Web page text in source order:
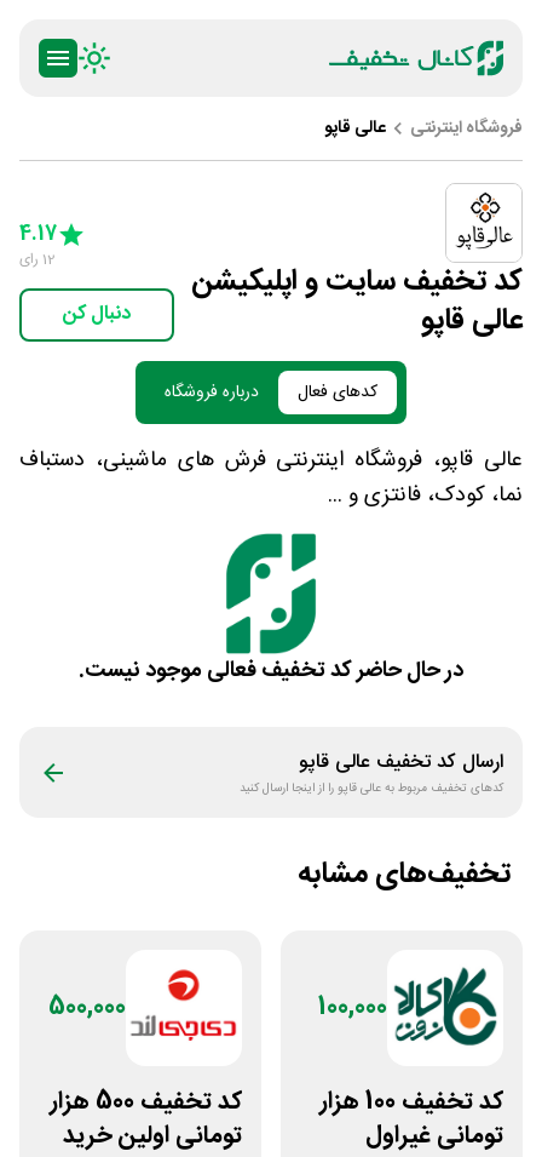
فروشگاه اینترنتی عالی قاپو
کد تخفیف سایت و اپلیکیشن
عالی قاپو
4 Stars
5 Stars
4.17
12 رای
دنبال کن
کدهای فعال درباره فروشگاه
عالی قاپو، فروشگاه اینترنتی فرش های ماشینی، دستباف
نما، کودک، فانتزی و ...
در حال حاضر کد تخفیف فعالی موجود نیست.
ارسال کد تخفیف عالی قاپو
کدهای تخفیف مربوط بهعالی قاپورا از اینجا ارسال کنید
تخفیف‌های مشابه
100,000
کد تخفیف 100 هزار
تومانی غیراول
500,000
کد تخفیف 500 هزار
تومانی اولین خرید